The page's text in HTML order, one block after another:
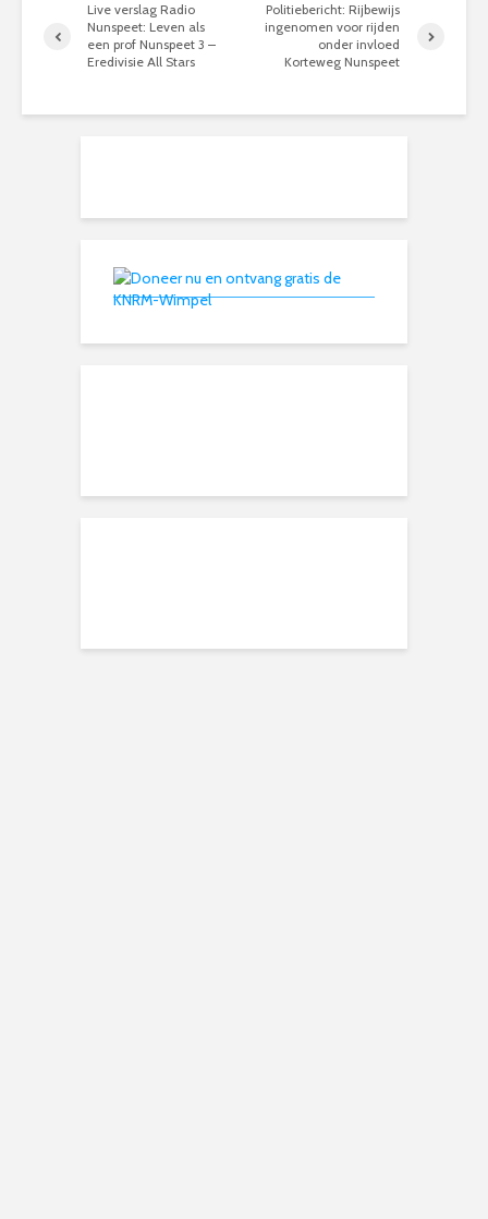
Live verslag Radio
Nunspeet: Leven als
een prof Nunspeet 3 –
Eredivisie All Stars
Politiebericht: Rijbewijs
ingenomen voor rijden
onder invloed
Korteweg Nunspeet